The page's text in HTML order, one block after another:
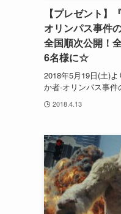
【プレゼント】
オリンパス事件
全国順次公開！
6名様に☆
2018年5月19日(土)
か者-オリンパス事
2018.4.13